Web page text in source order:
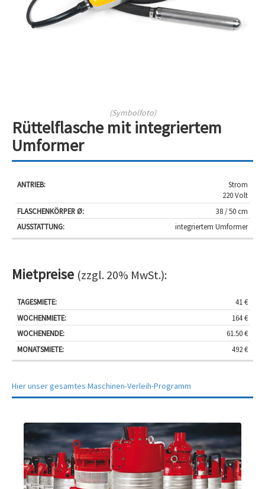
(Symbolfoto)
Rüttelflasche mit integriertem
Umformer
Strom
220 Volt
38 / 50 cm
integriertem Umformer
Mietpreise (zzgl. 20% MwSt.):
Tagesmiete:
41 €
164 €
61.50 €
492 €
Hier unser gesamtes Maschinen-Verleih-Programm